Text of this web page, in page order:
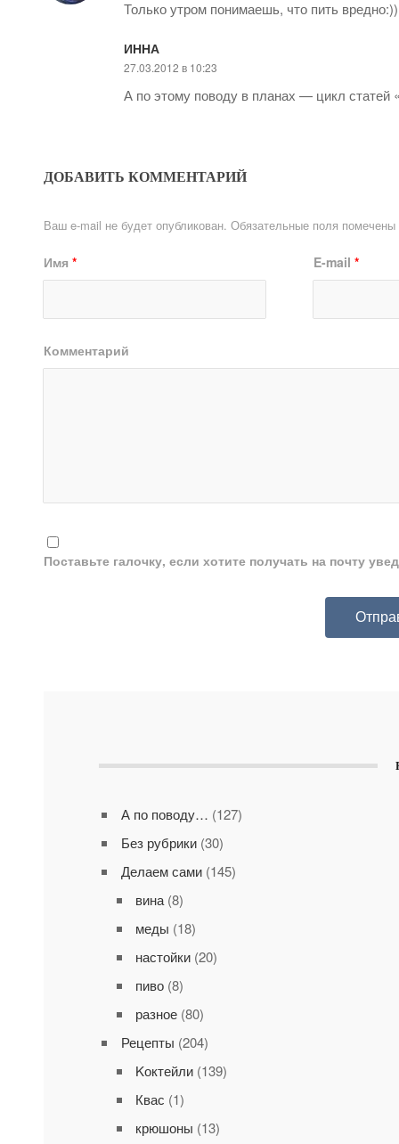
Только утром понимаешь, что пить
ИННА
27.03.2012 в 10:23
А по этому поводу в планах — цикл статей
ДОБАВИТЬ КОММЕНТАРИЙ
Ваш e-mail не будет опубликован. Обязательные поля помечены
Имя * E-mail *
Комментарий
Поставьте галочку, если хотите получать на почту
А по поводу… (127)
Без рубрики(30)
Делаем сами(145)
вина(8)
меды (18)
настойки(20)
пиво(8)
разное(80)
Рецепты (204)
Kоктейли(139)
Квас (1)
крюшоны (13)